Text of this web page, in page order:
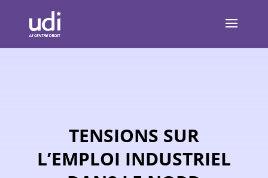
TENSIONS SUR
L’EMPLOI INDUSTRIEL